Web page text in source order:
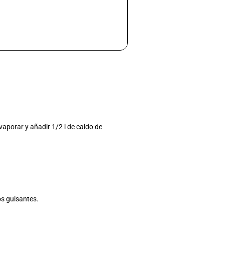
y añadir 1/2 l de caldo de
guisantes.